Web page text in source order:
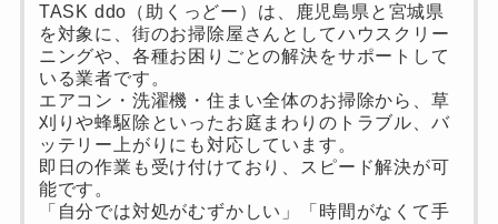
TASK ddo（助くっどー）は、鹿児島県と宮城県
を対象に、街のお掃除屋さんとしてハウスクリー
ニングや、各種お困りごとの解決をサポートして
いる業者です。
エアコン・洗濯機・住まい全体のお掃除から、草
刈りや蜂駆除といったお庭まわりのトラブル、バ
ッテリー上がりにも対応しています。
即日の作業も受け付けており、スピード解決が可
能です。
「自分では対処がむずかしい」「時間がなくて手